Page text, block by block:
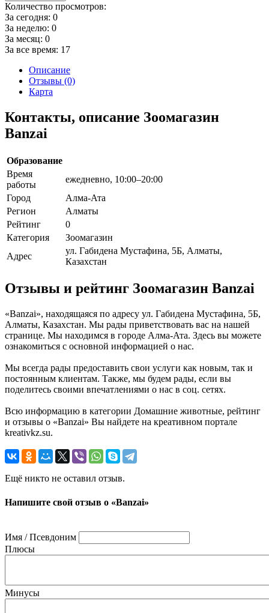
Количество просмотров:
За сегодня: 0
За неделю: 0
За месяц: 0
За все время: 17
Описание
Отзывы (0)
Карта
Контакты, описание Зоомагазин
Banzai
Образование
Время
работы
ежедневно, 10:00–20:00
Город
Алма-Ата
Регион
Алматы
Рейтинг
0
Категория
Зоомагазин
Адрес
ул. Габидена Мустафина, 5Б, Алматы,
Казахстан
Отзывы и рейтинг Зоомагазин Banzai
«Banzai», находящаяся по адресу ул. Габидена Мустафина, 5Б,
Алматы, Казахстан. Мы рады приветствовать вас на нашей
странице. Мы находимся в городе Алма-Ата. Здесь вы можете
ознакомиться с основной информацией о нас.
Мы всегда рады предоставить свои услуги как новым, так и
постоянным клиентам. Также, мы будем рады, если вы
поделитесь своими впечатлениями о нас в соц. сетях.
Всю информацию в категории Домашние животные, рейтинг
и отзывы о «Banzai» Вы найдете на креативном портале
kreativkz.su.
Ещё никто не оставил отзыв.
Напишите свой отзыв о «Banzai»
Имя / Псевдоним
Плюсы
Минусы